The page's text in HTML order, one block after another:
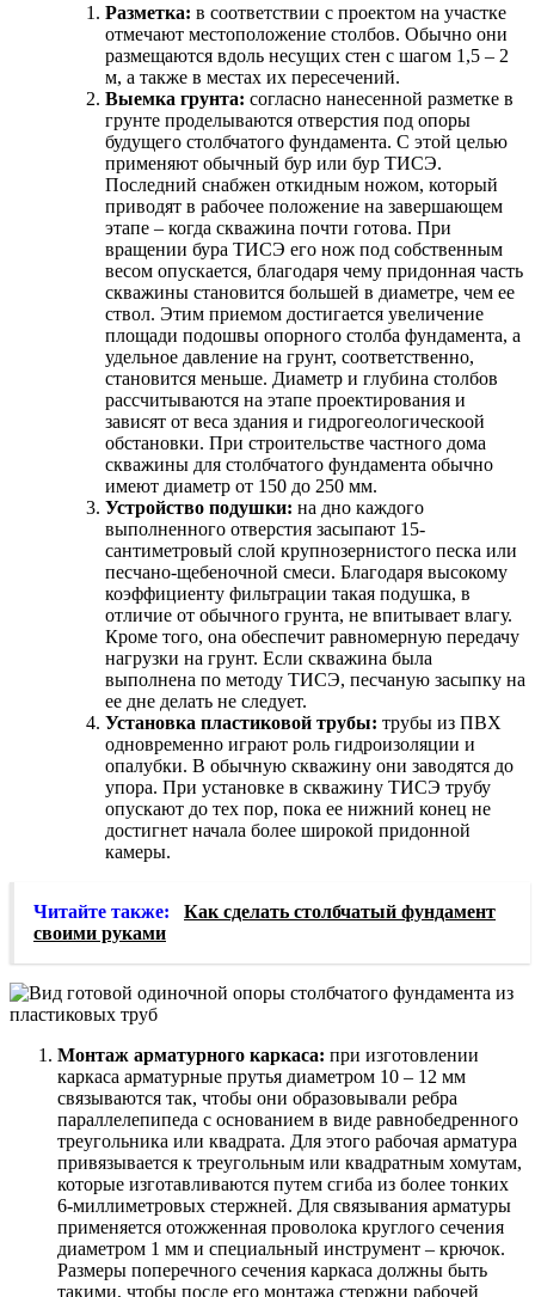
Разметка: в соответствии с проектом на участке
отмечают местоположение столбов. Обычно они
размещаются вдоль несущих стен с шагом 1,5 – 2
м, а также в местах их пересечений.
Выемка грунта: согласно нанесенной разметке в
грунте проделываются отверстия под опоры
будущего столбчатого фундамента. С этой целью
применяют обычный бур или бур ТИСЭ.
Последний снабжен откидным ножом, который
приводят в рабочее положение на завершающем
этапе – когда скважина почти готова. При
вращении бура ТИСЭ его нож под собственным
весом опускается, благодаря чему придонная часть
скважины становится большей в диаметре, чем ее
ствол. Этим приемом достигается увеличение
площади подошвы опорного столба фундамента, а
удельное давление на грунт, соответственно,
становится меньше. Диаметр и глубина столбов
рассчитываются на этапе проектирования и
зависят от веса здания и гидрогеологическоой
обстановки. При строительстве частного дома
скважины для столбчатого фундамента обычно
имеют диаметр от 150 до 250 мм.
Устройство подушки: на дно каждого
выполненного отверстия засыпают 15-
сантиметровый слой крупнозернистого песка или
песчано-щебеночной смеси. Благодаря высокому
коэффициенту фильтрации такая подушка, в
отличие от обычного грунта, не впитывает влагу.
Кроме того, она обеспечит равномерную передачу
нагрузки на грунт. Если скважина была
выполнена по методу ТИСЭ, песчаную засыпку на
ее дне делать не следует.
Установка пластиковой трубы: трубы из ПВХ
одновременно играют роль гидроизоляции и
опалубки. В обычную скважину они заводятся до
упора. При установке в скважину ТИСЭ трубу
опускают до тех пор, пока ее нижний конец не
достигнет начала более широкой придонной
камеры.
Читайте также:
Как сделать столбчатый фундамент
своими руками
Монтаж арматурного каркаса: при изготовлении
каркаса арматурные прутья диаметром 10 – 12 мм
связываются так, чтобы они образовывали ребра
параллелепипеда с основанием в виде равнобедренного
треугольника или квадрата. Для этого рабочая арматура
привязывается к треугольным или квадратным хомутам,
которые изготавливаются путем сгиба из более тонких
6-миллиметровых стержней. Для связывания арматуры
применяется отожженная проволока круглого сечения
диаметром 1 мм и специальный инструмент – крючок.
Размеры поперечного сечения каркаса должны быть
такими, чтобы после его монтажа стержни рабочей